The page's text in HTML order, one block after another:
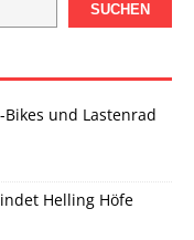
SUCHEN
und Lastenrad
Helling Höfe